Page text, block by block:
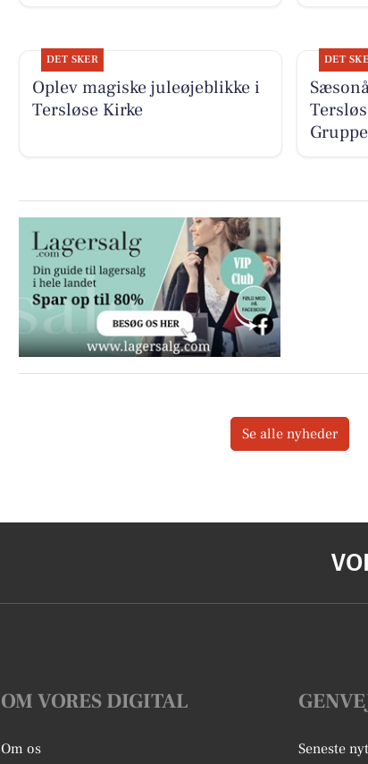
DET SKER
Oplev magiske juleøjeblikke i
Tersløse Kirke
DET
Se alle nyheder
OM VORES DIGITAL
Om os Seneste